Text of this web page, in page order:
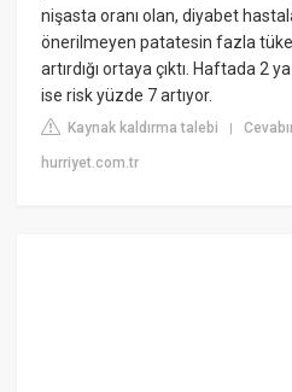
nişasta oranı olan, diyabet
önerilmeyen patatesin fazla
artırdığı ortaya çıktı. Haftada 2
ise risk yüzde 7 artıyor.
Kaynak kaldırma talebi |
hurriyet.com.tr